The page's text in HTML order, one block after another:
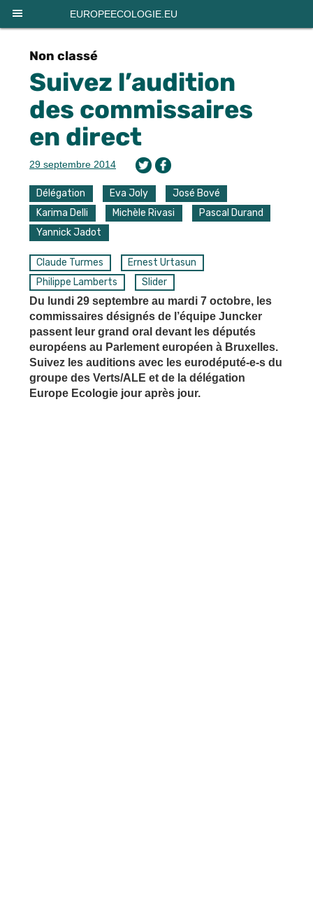
EUROPEECOLOGIE.EU
Non classé
Suivez l’audition
des commissaires
en direct
29 septembre 2014
Délégation Eva Joly
José Bové
Karima Delli
Michèle Rivasi
Pascal Durand
Yannick Jadot
Claude Turmes
Ernest Urtasun
Philippe Lamberts
Slider
Du lundi 29 septembre au mardi 7 octobre, les
commissaires désignés de l’équipe Juncker
passent leur grand oral devant les députés
européens au Parlement européen à Bruxelles.
Suivez les auditions avec les eurodéputé-e-s du
groupe des Verts/ALE et de la délégation
Europe Ecologie jour après jour.